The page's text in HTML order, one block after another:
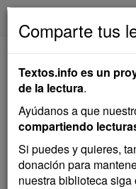
El
Nicolás
Política,
Comparte tus
Textos.info es un
de la lectura.
Ayúdanos a que
compartiendo
Si puedes y quieres,
donación para
nuestra biblioteca siga